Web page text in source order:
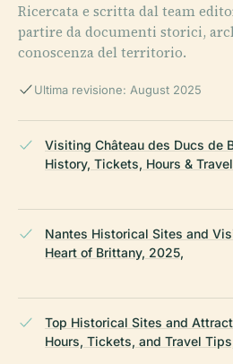
Ricercata e scritta dal team
partire da documenti storici,
conoscenza del territorio.
Ultima revisione: August 2025
Visiting Château des Ducs de
History, Tickets, Hours &
Nantes Historical Sites and
Heart of Brittany, 2025,
Top Historical Sites and
Hours, Tickets, and Travel